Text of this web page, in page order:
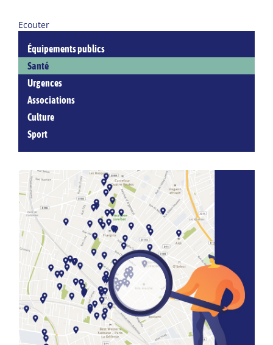
Ecouter
Équipements publics
Santé
Urgences
Associations
Culture
Sport